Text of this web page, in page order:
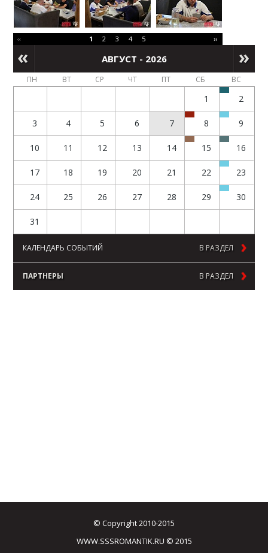
‹‹ ››
1 2 3 4 5
АВГУСТ - 2026
ПН ВТ СР ЧТ ПТ СБ ВС
1 2
3 4 5 6 7 8 9
10 11 12 13 14 15 16
17 18 19 20 21 22 23
24 25 26 27 28 29 30
31
КАЛЕНДАРЬ СОБЫТИЙ В РАЗДЕЛ
ПАРТНЕРЫ В РАЗДЕЛ
© Copyright 2010-2015
WWW.SSSROMANTIK.RU © 2015